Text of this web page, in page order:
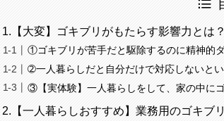
1.【大変】ゴキブリがもたらす影響力とは？
①ゴキブリが苦手だと駆除するのに精神的
➁一人暮らしだと自分だけで対応しないと
③【実体験】一人暮らしをして、家の中に
2.【一人暮らしおすすめ】業務用のゴキブ